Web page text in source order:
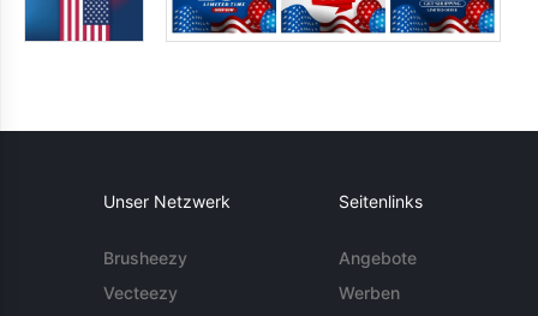
Unser Netzwerk
Brusheezy
Vecteezy
Seitenlinks
Angebote
Werben